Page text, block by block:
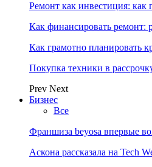
Ремонт как инвестиция: как
Как финансировать ремонт:
Как грамотно планировать
Покупка техники в
Prev Next
Бизнес
Все
Франшиза beyosa впервые
Аскона рассказала на Tech